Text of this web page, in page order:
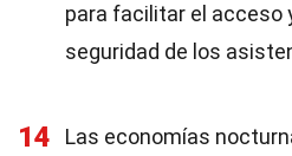
para facilitar el acceso
seguridad de los
14
Las economías